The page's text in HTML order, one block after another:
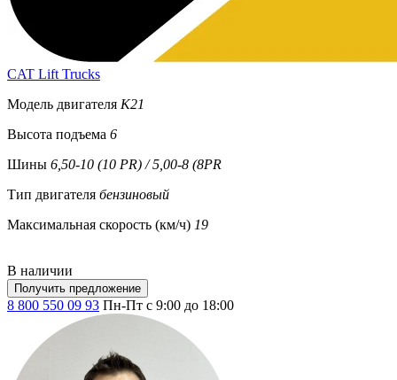
CAT Lift Trucks
Модель двигателя K21
Высота подъема 6
Шины 6,50-10 (10 PR) / 5,00-8 (8PR
Тип двигателя бензиновый
Максимальная скорость (км/ч) 19
В наличии
Получить предложение
8 800 550 09 93 Пн-Пт с 9:00 до 18:00